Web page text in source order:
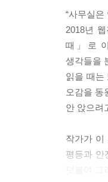
“사무실은
2018년
때」로
생각들을
읽을 때는
오감을 동
안 앉으려
작가가 이
평등과 안